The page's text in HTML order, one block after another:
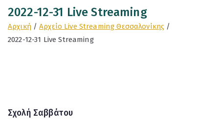
2022-12-31 Live Streaming
Αρχική
Αρχείο Live Streaming Θεσσαλονίκης
2022-12-31 Live Streaming
Σχολή Σαββάτου